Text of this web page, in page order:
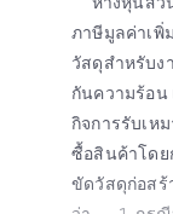
ภาษีมูลค่าเพิ่
วัสดุสำหรับ
กันความร้อน
กิจการรับเห
ซื้อสินค้าโดย
ขัดวัสดุก่อสร้